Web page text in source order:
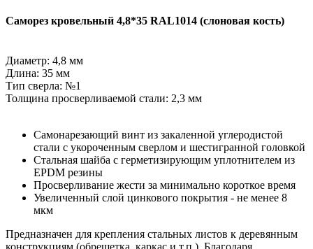
Саморез кровельный 4,8*35 RAL1014 (слоновая кость)
Диаметр: 4,8 мм
Длина: 35 мм
Тип сверла: №1
Толщина просверливаемой стали: 2,3 мм
Самонарезающий винт из закаленной углеродистой
стали с укороченным сверлом и шестигранной головкой
Стальная шайба с герметизирующим уплотнителем из
EPDM резины
Просверливание жести за минимально короткое время
Увеличенный слой цинкового покрытия - не менее 8
мкм
Предназначен для крепления стальных листов к деревянным